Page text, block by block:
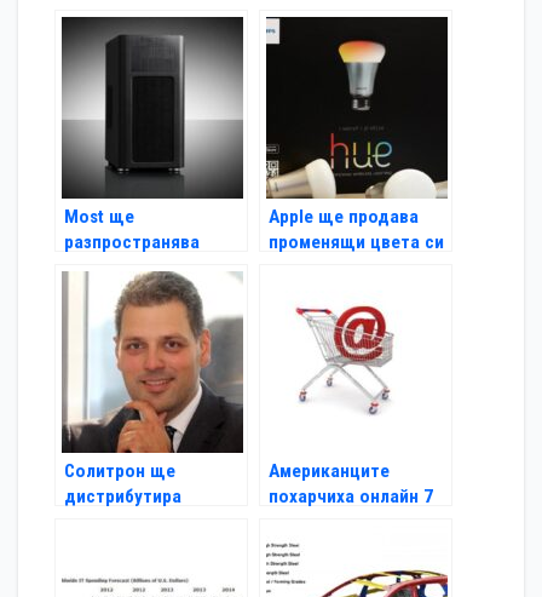
в орбита
телевизор
Most ще
разпространява
продуктите на
Fractal Design
Apple ще продава
променящи цвета си
Солитрон ще
дистрибутира
Американците
похарчиха онлайн 7